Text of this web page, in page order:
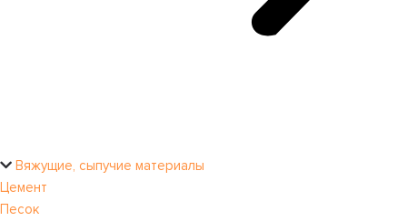
Вяжущие, сыпучие материалы
Цемент
Песок